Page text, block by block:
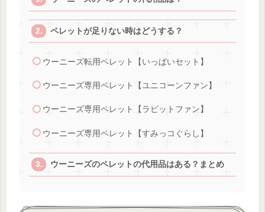
ペレットが足りない時はどうする？
ウーニーズ転用ペレット【いっぱいセット】
ウーニーズ専用ペレット【ユニコーンファン】
ウーニーズ専用ペレット【ラビットファン】
ウーニーズ専用ペレット【すみっコぐらし】
ウーニーズのペレットの代用品はある？まとめ